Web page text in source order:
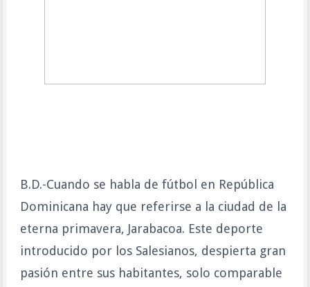
B.D.-Cuando se habla de fútbol en República
Dominicana hay que referirse a la ciudad de la
eterna primavera, Jarabacoa. Este deporte
introducido por los Salesianos, despierta gran
pasión entre sus habitantes, solo comparable